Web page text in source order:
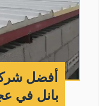
أفضل
بانل في عجمان :